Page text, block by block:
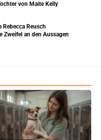
von Maite Kelly
Rebecca Reusch
Zweifel an den Aussagen